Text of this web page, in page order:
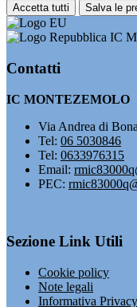
Accetta tutti Salva le
IC
Contatti
IC MONTEZEMOLO
Via Andrea di
Tel: 06 5030846
Tel: 0633976315
Email:
PEC:
Sezione Link Utili
Cookie policy
Note legali
Informativa Privacy